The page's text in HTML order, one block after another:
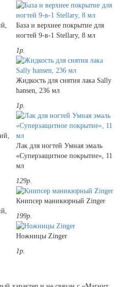
База и верхнее покрытие для
ногтей 9-в-1 Stellary, 8 мл
1р.
Жидкость для снятия лака Sally
hansen, 236 мл
1р.
Лак для ногтей Умная эмаль
«Суперзащитное покрытие», 11
мл
129р.
Книпсер маникюрный Zinger
199р.
Ножницы Zinger
1р.